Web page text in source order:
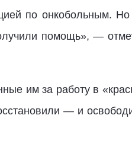
по онкобольным.
помощь», —
им за работу в
— и